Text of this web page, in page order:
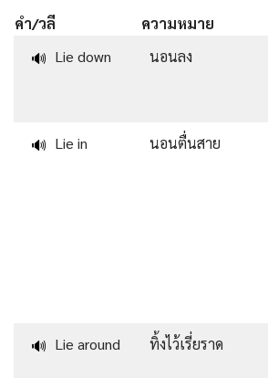
คำ/วลี ความหมาย
🔊 Lie down นอนลง
🔊 Lie in นอนตื่นสาย
🔊 Lie around ทิ้งไว้เรี่ยราด